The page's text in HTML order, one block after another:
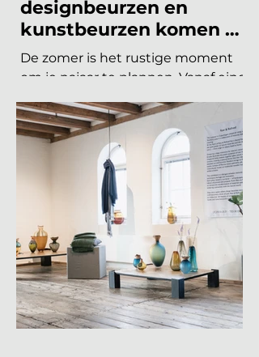
Welke interieurbeurzen,
designbeurzen en
kunstbeurzen komen er
om je najaar te plannen. Vanaf eind
augustus draait de
beurzencarrousel weer op volle
toeren, met een Nederlandse en
Belgische agenda die piekt in
september en november, en een
internationale kalender die loopt
van Helsinki tot Miami. Hieronder
vind je alle relevante
interieurbeurzen, designbeurzen
en kunstbeurzen van augustus tot
en met december 2026, op datum